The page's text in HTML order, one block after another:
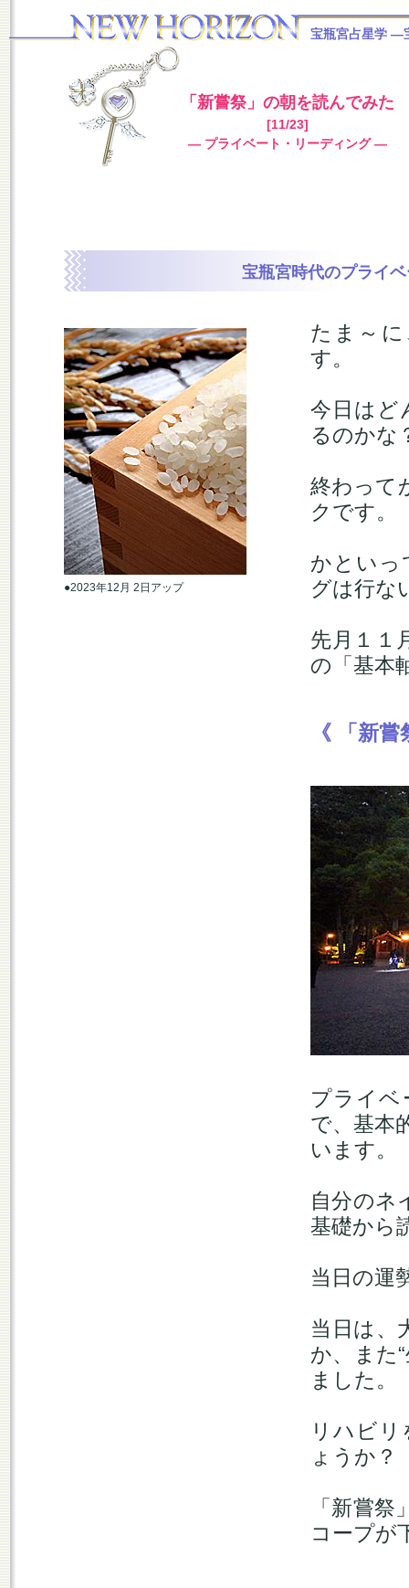
宝瓶宮占星学 ―
「新嘗祭」の朝を読んでみた
[11/23]
― プライベート・リーディング ―
宝瓶宮時代のプライ
●2023年12月 2日アップ
たま～
す。
今日はど
るのかな
終わって
クです。
かといっ
グは行な
先月１１
の「基本
《 「新
プライベ
で、基本
います。
自分のネ
基礎から
当日の運
当日は、
か、また
ました。
リハビ
ょうか？
「新嘗
コープが